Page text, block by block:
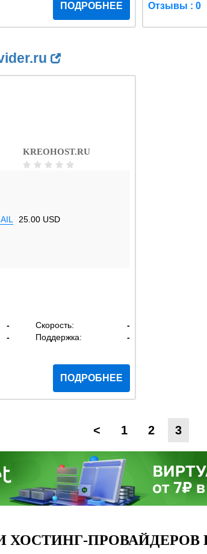
ПОДРОБНЕЕ Отзывы : 0
KREOHOST.RU
25.00 USD
- Скорость:
-
- Поддержка: -
ПОДРОБНЕЕ
< 1 2 3
ХОСТИНГ-ПРОВАЙДЕРОВ